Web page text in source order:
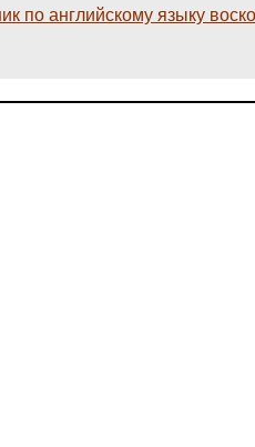
по английскому языку